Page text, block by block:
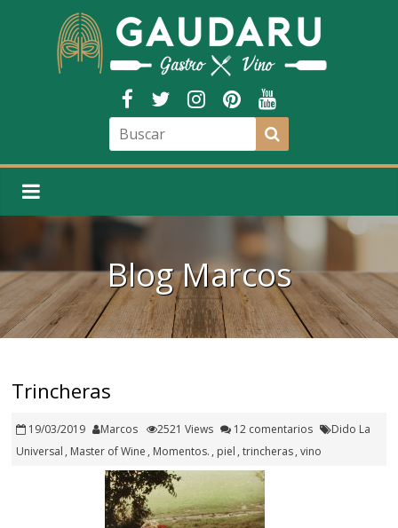
BlogMarcos
Trincheras
19/03/2019 Marcos 2521 Views 12 comentarios
Dido La
Universal , Master of Wine , Momentos. , piel ,trincheras,vino